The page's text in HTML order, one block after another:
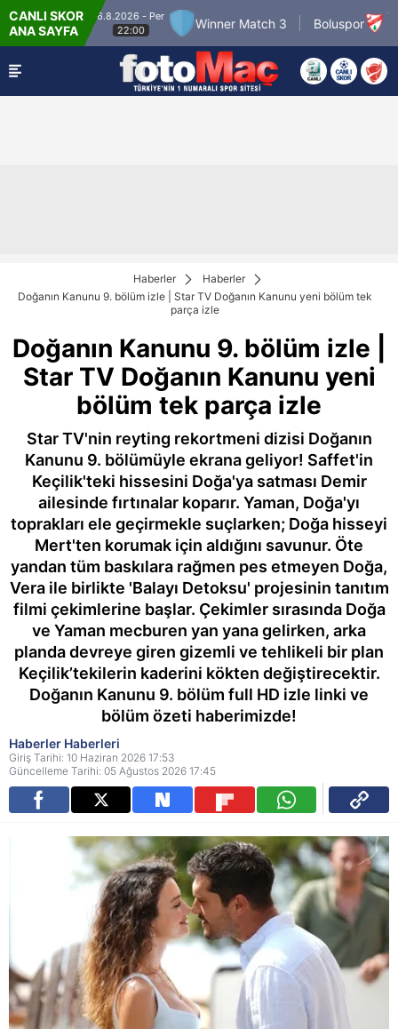
CANLI SKOR
ANA SAYFA
2
6.8.2026 - Per
22:00
Winner Match 3 Boluspor
7.8.2026 -
21:30
Haberler
Haberler
Doğanın Kanunu 9. bölüm izle | Star TV Doğanın Kanunu yeni bölüm tek
parça izle
Doğanın Kanunu 9. bölüm izle |
Star TV Doğanın Kanunu yeni
bölüm tek parça izle
Star TV'nin reyting rekortmeni dizisi Doğanın
Kanunu 9. bölümüyle ekrana geliyor! Saffet'in
Keçilik'teki hissesini Doğa'ya satması Demir
ailesinde fırtınalar koparır. Yaman, Doğa'yı
toprakları ele geçirmekle suçlarken; Doğa hisseyi
Mert'ten korumak için aldığını savunur. Öte
yandan tüm baskılara rağmen pes etmeyen Doğa,
Vera ile birlikte 'Balayı Detoksu' projesinin tanıtım
filmi çekimlerine başlar. Çekimler sırasında Doğa
ve Yaman mecburen yan yana gelirken, arka
planda devreye giren gizemli ve tehlikeli bir plan
Keçilik’tekilerin kaderini kökten değiştirecektir.
Doğanın Kanunu 9. bölüm full HD izle linki ve
bölüm özeti haberimizde!
Haberler Haberleri
Giriş Tarihi: 10 Haziran 2026 17:53
Güncelleme Tarihi: 05 Ağustos 2026 17:45